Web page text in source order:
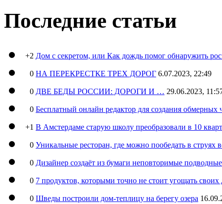
Последние статьи
+2 Дом с секретом, или Как дождь помог обнаружить
0 НА ПЕРЕКРЕСТКЕ ТРЕХ ДОРОГ 6.07.2023, 22:49
0 ДВЕ БЕДЫ РОССИИ: ДОРОГИ И … 29.06.2023,
0 Бесплатный онлайн редактор для создания обмерных
+1 В Амстердаме старую школу преобразовали в 10
0 Уникальные ресторан, где можно пообедать в струях
0 Дизайнер создаёт из бумаги неповторимые
0 7 продуктов, которыми точно не стоит угощать
0 Шведы построили дом-теплицу на берегу озера